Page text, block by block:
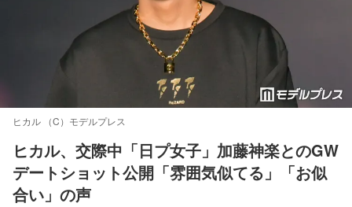
ヒカル （C）モデルプレス
ヒカル、交際中「日プ女子」加藤神楽とのGW
デートショット公開「雰囲気似てる」「お似
合い」の声